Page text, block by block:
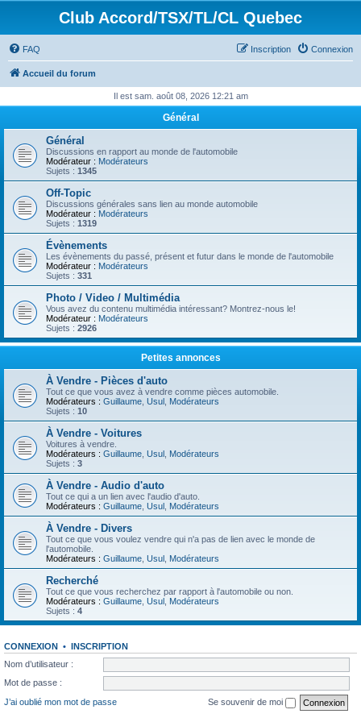
Club Accord/TSX/TL/CL Quebec
FAQ Connexion
Inscription
Accueil du forum
Il est sam. août 08, 2026 12:21 am
Général
Général
Discussions en rapport au monde de l'automobile
Modérateur : Modérateurs
Sujets : 1345
Off-Topic
Discussions générales sans lien au monde automobile
Modérateur : Modérateurs
Sujets : 1319
Évènements
Les évènements du passé, présent et futur dans le monde de l'automobile
Modérateur : Modérateurs
Sujets : 331
Photo / Video / Multimédia
Vous avez du contenu multimédia intéressant? Montrez-nous le!
Modérateur : Modérateurs
Sujets : 2926
Petites annonces
À Vendre - Pièces d'auto
Tout ce que vous avez à vendre comme pièces automobile.
Modérateurs : Guillaume Usul Modérateurs
Sujets : 10
À Vendre - Voitures
Voitures à vendre.
Modérateurs : Guillaume Usul Modérateurs
Sujets : 3
À Vendre - Audio d'auto
Tout ce qui a un lien avec l'audio d'auto.
Modérateurs : Guillaume Usul Modérateurs
À Vendre - Divers
Tout ce que vous voulez vendre qui n'a pas de lien avec le monde de
l'automobile.
Modérateurs : Guillaume Usul Modérateurs
Recherché
Tout ce que vous recherchez par rapport à l'automobile ou non.
Modérateurs : Guillaume Usul Modérateurs
Sujets : 4
CONNEXION • INSCRIPTION
Nom d’utilisateur :
Mot de passe :
J’ai oublié mon mot de passe
Se souvenir de moi